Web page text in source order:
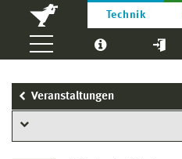
Technik
Veranstaltungen